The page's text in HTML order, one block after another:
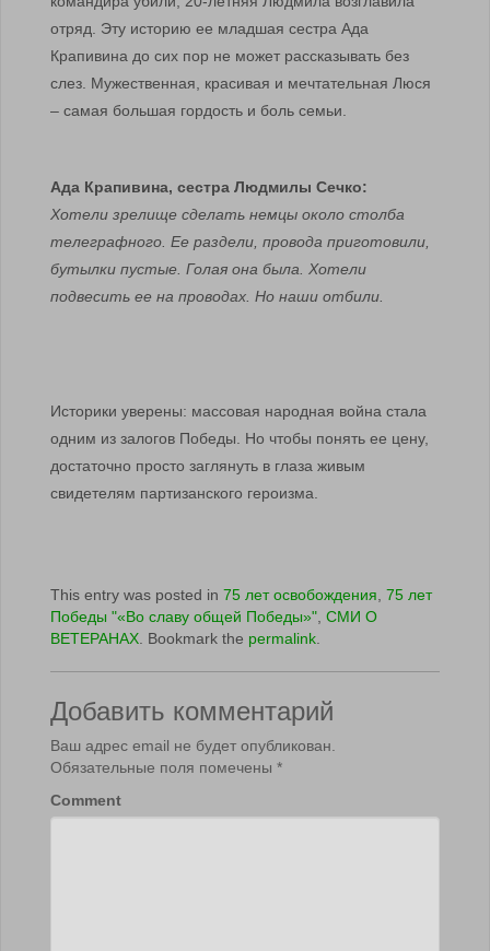
отряд. Эту историю ее младшая сестра Ада
Крапивина до сих пор не может рассказывать без
слез. Мужественная, красивая и мечтательная Люся
– самая большая гордость и боль семьи.
Ада Крапивина, сестра Людмилы Сечко:
Хотели зрелище сделать немцы около столба
телеграфного. Ее раздели, провода приготовили,
бутылки пустые. Голая она была. Хотели
подвесить ее на проводах. Но наши отбили.
Историки уверены: массовая народная война стала
одним из залогов Победы. Но чтобы понять ее цену,
достаточно просто заглянуть в глаза живым
свидетелям партизанского героизма.
This entry was posted in 75 лет освобождения, 75 лет
Победы "«Во славу общей Победы»", СМИ О
ВЕТЕРАНАХ. Bookmark the permalink.
Добавить комментарий
Ваш адрес email не будет опубликован.
Обязательные поля помечены *
Comment